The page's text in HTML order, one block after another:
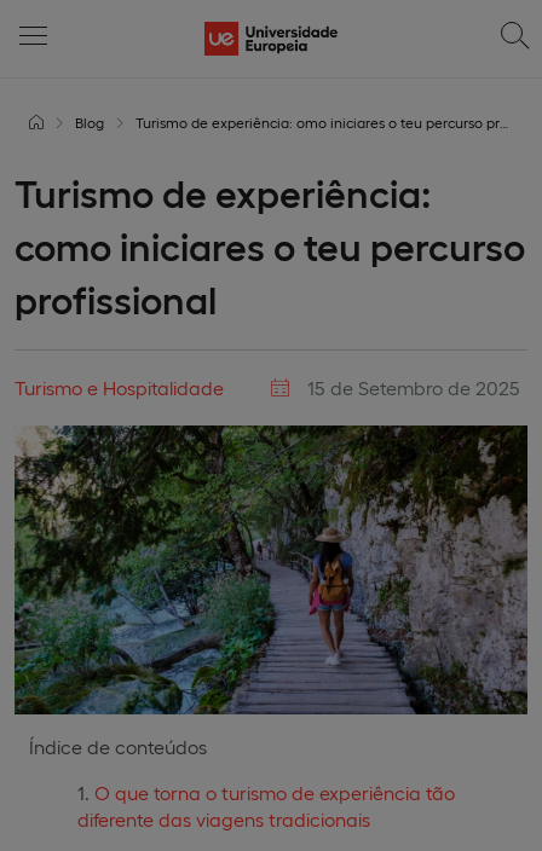
Blog Turismo de experiência: omo iniciares o teu percurso profissional
Turismo de experiência:
como iniciares o teu percurso
profissional
Turismo e Hospitalidade 15 de Setembro de 2025
Índice de conteúdos
O que torna o turismo de experiência tão
diferente das viagens tradicionais